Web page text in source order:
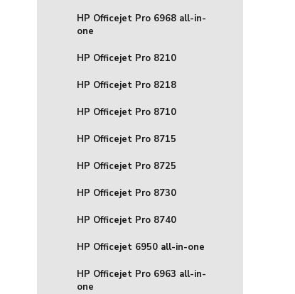
HP Officejet Pro 6968 all-in-
one
HP Officejet Pro 8210
HP Officejet Pro 8218
HP Officejet Pro 8710
HP Officejet Pro 8715
HP Officejet Pro 8725
HP Officejet Pro 8730
HP Officejet Pro 8740
HP Officejet 6950 all-in-one
HP Officejet Pro 6963 all-in-
one